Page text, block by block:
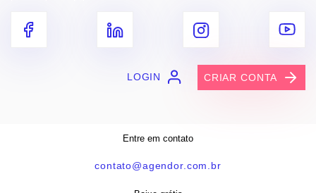
LOGIN CRIAR CONTA
Entre em contato
contato@agendor.com.br